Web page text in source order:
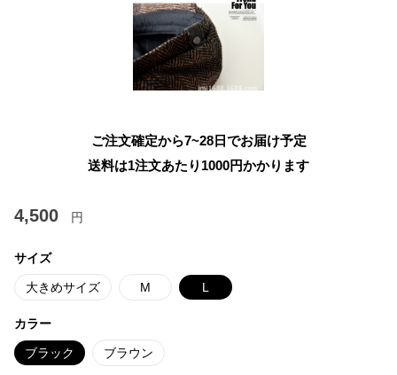
ご注文確定から7~28日でお届け予定
送料は1注文あたり 1000円かかります
4,500 円
サイズ
大きめサイズ M L
カラー
ブラック ブラウン